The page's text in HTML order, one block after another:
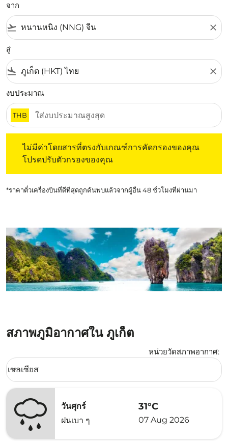
จาก
flight_takeoff close
สู่
flight_land close
งบประมาณ
THB
ไม่มีค่าโดยสารที่ตรงกับเกณฑ์การคัดกรองของคุณ
โปรดปรับตัวกรองของคุณ
*ราคาตั๋วเครื่องบินที่ดีที่สุดถูกค้นพบแล้วจากผู้อื่น 48 ชั่วโมงที่ผ่านมา
สภาพภูมิอากาศใน ภูเก็ต
หน่วยวัดสภาพอากาศ:
Weather unit option เซลเซียส Selected
เซลเซียส
keyboard_arrow_down
วันศุกร์
ฝนเบา ๆ
31°C
07 Aug 2026